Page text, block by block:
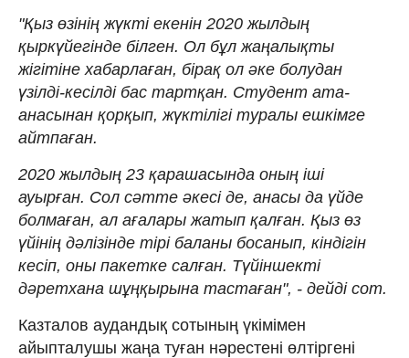
"Қыз өзінің жүкті екенін 2020 жылдың
қыркүйегінде білген. Ол бұл жаңалықты
жігітіне хабарлаған, бірақ ол әке болудан
үзілді-кесілді бас тартқан. Студент ата-
анасынан қорқып, жүктілігі туралы ешкімге
айтпаған.
2020 жылдың 23 қарашасында оның іші
ауырған. Сол сәтте әкесі де, анасы да үйде
болмаған, ал ағалары жатып қалған. Қыз өз
үйінің дәлізінде тірі баланы босанып, кіндігін
кесіп, оны пакетке салған. Түйіншекті
дәретхана шұңқырына тастаған", - дейді сот.
Казталов аудандық сотының үкімімен
айыпталушы жаңа туған нәрестені өлтіргені